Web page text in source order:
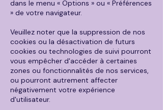
dans le menu « Options » ou « Préférences
» de votre navigateur.
Veuillez noter que la suppression de nos
cookies ou la désactivation de futurs
cookies ou technologies de suivi pourront
vous empêcher d'accéder à certaines
zones ou fonctionnalités de nos services,
ou pourront autrement affecter
négativement votre expérience
d'utilisateur.